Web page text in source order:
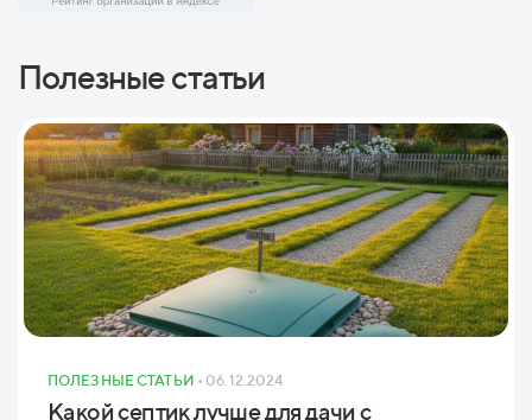
Полезные статьи
ПОЛЕЗНЫЕ СТАТЬИ • 06.12.2024
Какой септик лучше для дачи с